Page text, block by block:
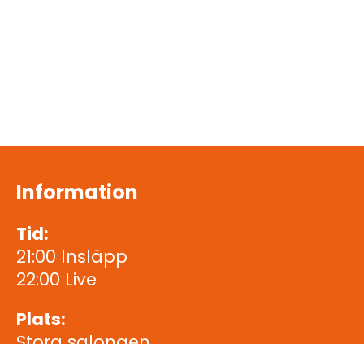
Information
Tid:
21:00 Insläpp
22:00 Live
Plats: